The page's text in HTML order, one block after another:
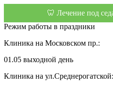
🦷 Лечение под
Режим работы в праздники
Клиника на Московском пр.:
01.05 выходной день
Клиника на ул.Среднерогатской: